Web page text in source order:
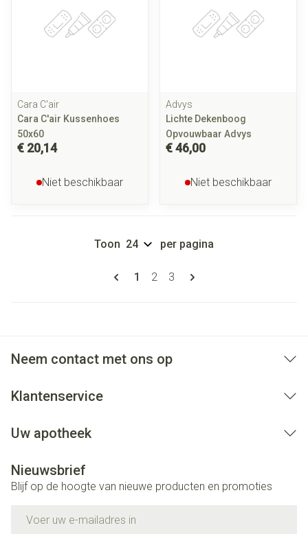
Cara C'air
Cara C'air Kussenhoes
50x60
€ 20,14
Niet beschikbaar
Advys
Lichte Dekenboog
Opvouwbaar Advys
€ 46,00
Niet beschikbaar
Pagina's
U lees momenteel pagina
1 Pagina
2 Pagina
3
Toon per pagina
Neem contact met ons op
Klantenservice
Uw apotheek
Nieuwsbrief
Blijf op de hoogte van nieuwe producten en promoties